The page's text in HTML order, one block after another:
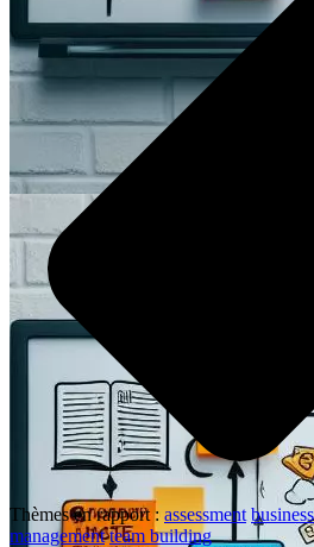
Thèmes en rapport : assessment
management team building